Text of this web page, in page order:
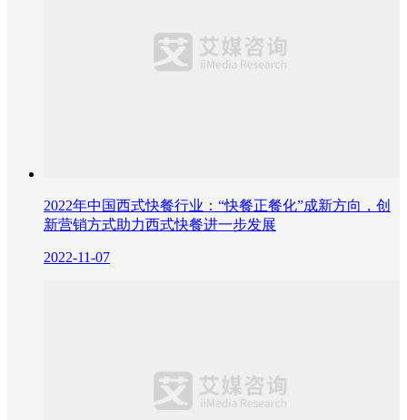
2022年中国西式快餐行业：“快餐正餐化”成新方向，创
新营销方式助力西式快餐进一步发展
2022-11-07